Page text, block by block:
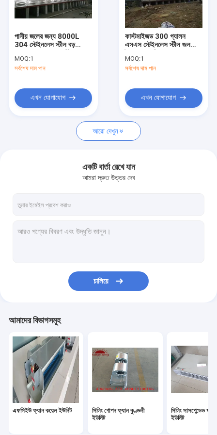
কারখানা ভ্রমণ
এফসিইউ ফ্যান কয়েল ইউনিট
সিলিং গোপন ফ্যান কুণ্ডলী ইউনিট
ফ্লোর স্ট্যান্ডিং ফ্যান কয়েল ইউনিট
ক্যাসেট ফ্যান কয়েল ইউনিট
প্লাস্টিক জল সঞ্চয় ট্যাংক
পানীয় জলের জন্য 8000L
304 স্টেইনলেস স্টীল বড়
জলের ট্যাঙ্কগুলি
MOQ:1
সর্বশেষ দাম পান
এখন যোগাযোগ
কাস্টমাইজড 300 গ্যালন
এসএস স্টেইনলেস স্টীল জল
MOQ:1
সর্বশেষ দাম পান
এখন যোগাযোগ
আরো দেখুন
একটি বার্তা রেখে যান
আমরা দ্রুত উত্তর দেব
চালিয়ে
আমাদের বিভাগসমূহ
এফসিইউ ফ্যান কয়েল ইউনিট
সিলিং গোপন ফ্যান কুণ্ডলী
ইউনিট
সিলিং সাসপেন্ডেড
ইউনিট